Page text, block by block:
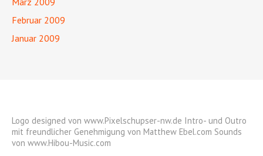
Februar 2009
Januar 2009
Logo designed von www.Pixelschupser-nw.de Intro- und Outro
mit freundlicher Genehmigung von Matthew Ebel.com Sounds
von www.Hibou-Music.com